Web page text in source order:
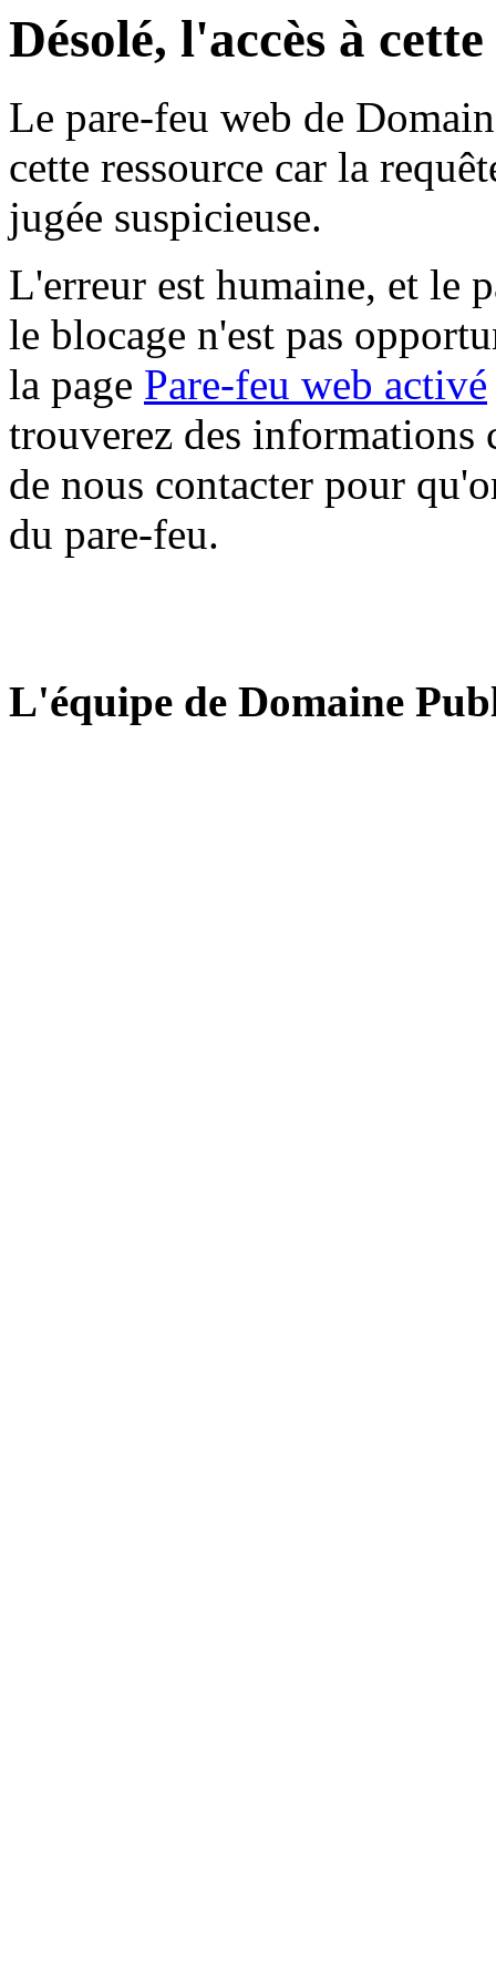
Désolé, l'accès à
Le pare-feu web de
cette ressource car la
jugée suspicieuse.
L'erreur est humaine, et le
le blocage n'est pas
la page Pare-feu web activé
trouverez des informations
de nous contacter pour
du pare-feu.
L'équipe de Domaine